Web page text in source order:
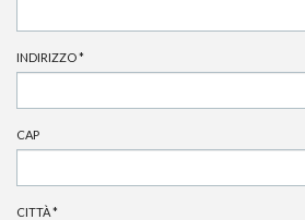
INDIRIZZO*
CAP
CITTÀ*